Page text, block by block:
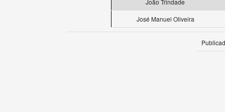
João Trindade
José Manuel Oliveira